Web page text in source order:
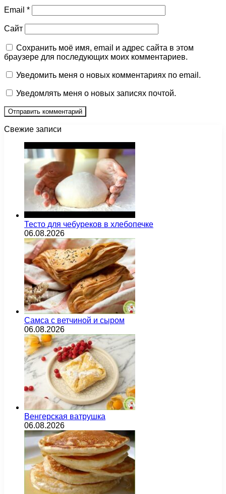
Email *
Сайт
Сохранить моё имя, email и адрес сайта в этом
браузере для последующих моих комментариев.
Уведомить меня о новых комментариях по email.
Уведомлять меня о новых записях почтой.
Свежие записи
Тесто для чебуреков в хлебопечке
06.08.2026
Самса с ветчиной и сыром
06.08.2026
Венгерская ватрушка
06.08.2026